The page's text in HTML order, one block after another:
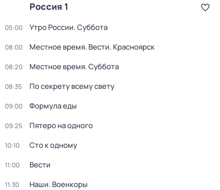
Россия 1
05:00 Утро России. Суббота
08:00 Местное время. Вести. Красноярск
08:20 Местное время. Суббота
08:35 По секрету всему свету
09:00 Формула еды
09:25 Пятеро на одного
10:10 Сто к одному
11:00 Вести
11:30 Наши. Военкоры